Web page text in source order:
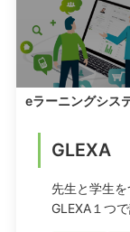
eラーニングシス
GLEXA
先生と学生
GLEXA１つ